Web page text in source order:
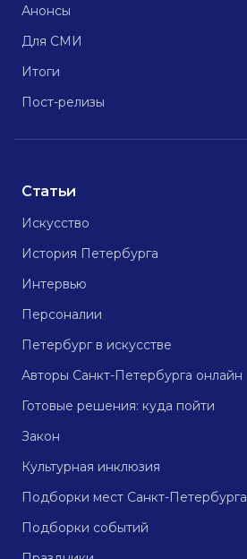
Анонсы
Для СМИ
Итоги
Пост-релизы
Статьи
Искусство
История Петербурга
Интервью
Персоналии
Петербург в искусстве
Авторы Санкт-Петербурга онлайн
Готовые решения: куда пойти
Закон
Культурная инклюзия
Подборки мест Санкт-Петербурга
Подборки событий